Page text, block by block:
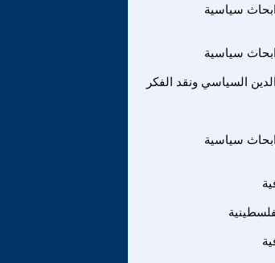
سياسية
سياسية
الدين السياسي ونقد الفكر
سياسية